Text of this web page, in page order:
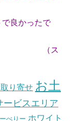
良かったで
り寄せ お土
ービスエリア
べりー ホワイト